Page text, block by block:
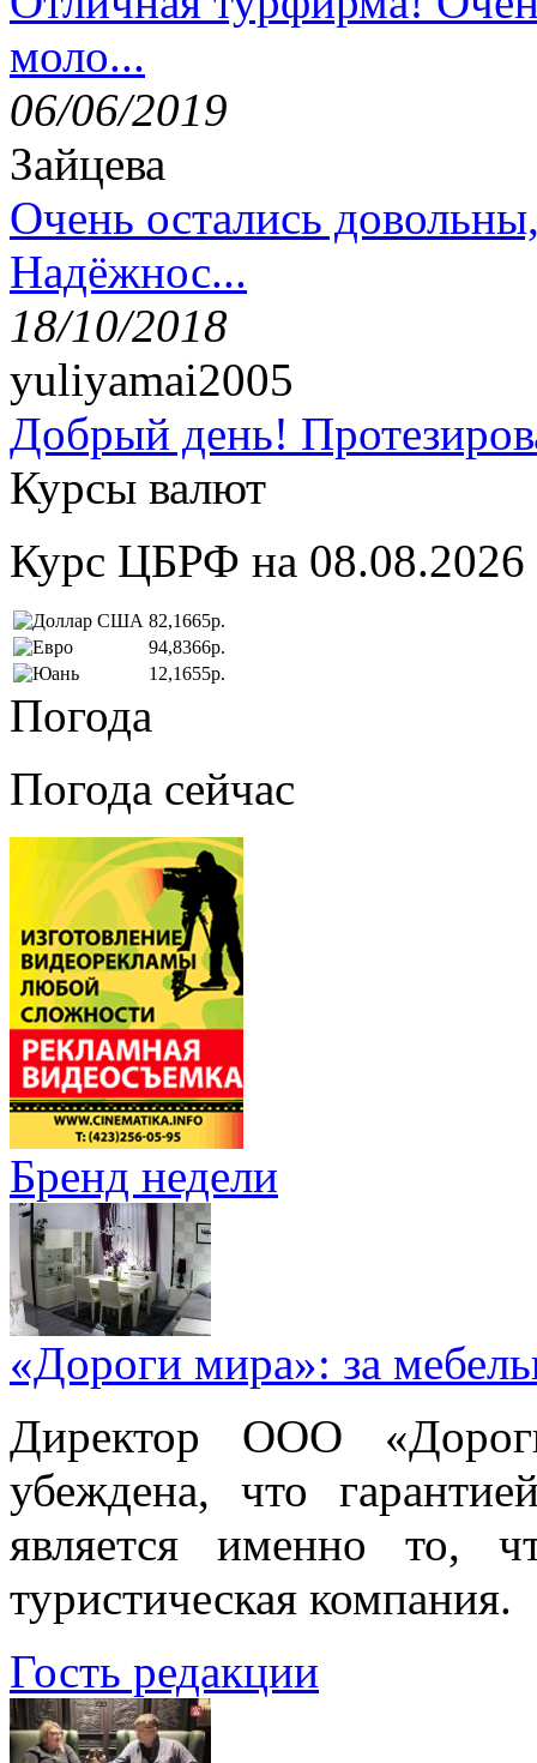
моло...
06/06/2019
Зайцева
Очень остались
Надёжнос...
18/10/2018
yuliyamai2005
Добрый день!
Курсы валют
Курс ЦБРФ на 08.08.2026
82,1665р.
94,8366р.
12,1655р.
Погода
Погода сейчас
Бренд недели
«Дороги мира»: за
Директор ООО
убеждена, что
является именно то,
туристическая компания.
Гость редакции